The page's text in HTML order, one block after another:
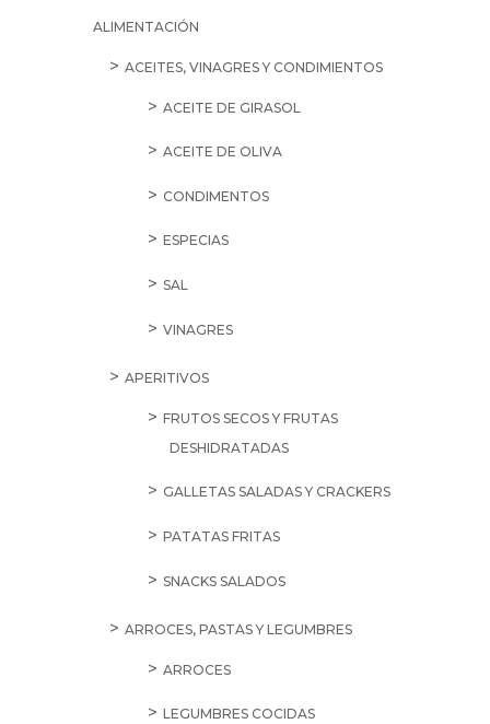
ALIMENTACIÓN
ACEITES, VINAGRES Y CONDIMIENTOS
ACEITE DE GIRASOL
ACEITE DE OLIVA
CONDIMENTOS
ESPECIAS
SAL
VINAGRES
APERITIVOS
FRUTOS SECOS Y FRUTAS
DESHIDRATADAS
GALLETAS SALADAS Y CRACKERS
PATATAS FRITAS
SNACKS SALADOS
ARROCES, PASTAS Y LEGUMBRES
ARROCES
LEGUMBRES COCIDAS